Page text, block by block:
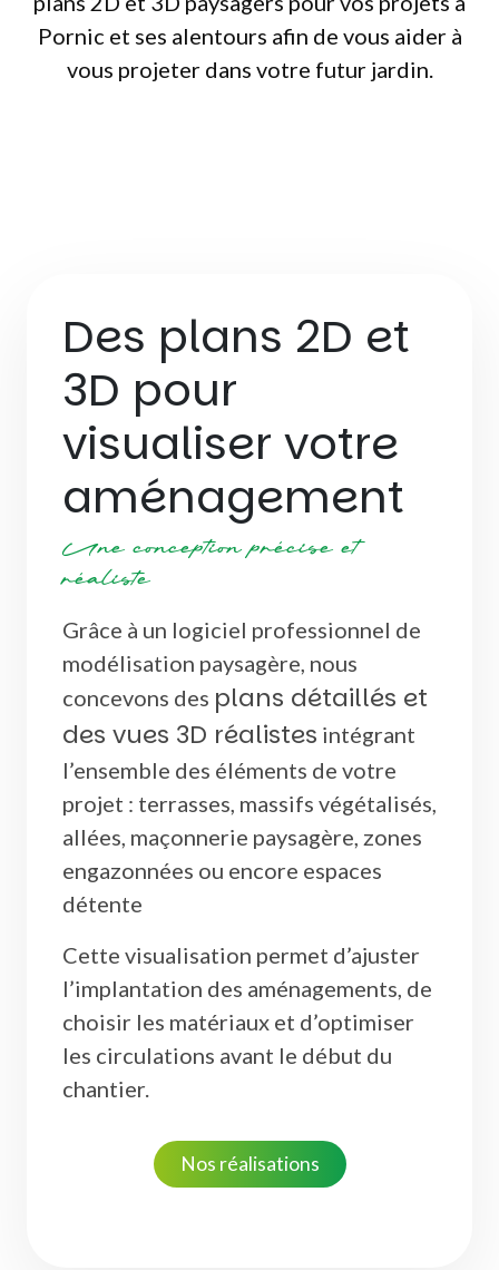
Pornic et ses alentours afin de vous aider à
vous projeter dans votre futur jardin.
Des plans 2D et
3D pour
visualiser votre
aménagement
Une conception précise et
réaliste
Grâce à un logiciel professionnel de
modélisation paysagère, nous
concevons des plans détaillés et
des vues 3D réalistes intégrant
l’ensemble des éléments de votre
projet : terrasses, massifs végétalisés,
allées, maçonnerie paysagère, zones
engazonnées ou encore espaces
détente
Cette visualisation permet d’ajuster
l’implantation des aménagements, de
choisir les matériaux et d’optimiser
les circulations avant le début du
chantier.
Nos réalisations